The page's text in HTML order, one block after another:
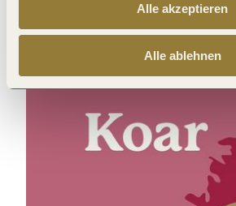
Alle akzeptieren
Alle ablehnen